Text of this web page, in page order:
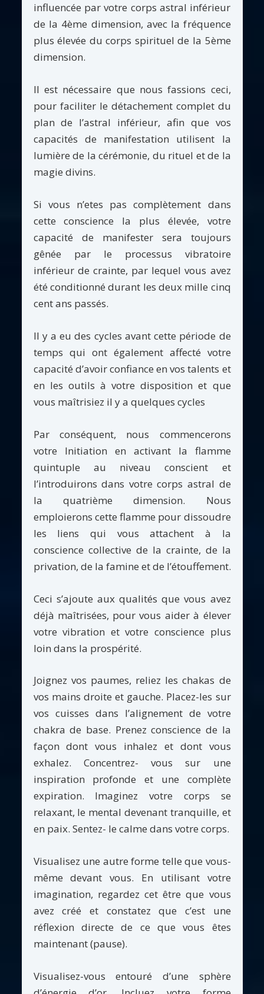
influencée par votre corps astral inférieur
de la 4ème dimension, avec la fréquence
plus élevée du corps spirituel de la 5ème
dimension.
Il est nécessaire que nous fassions ceci,
pour faciliter le détachement complet du
plan de l’astral inférieur, afin que vos
capacités de manifestation utilisent la
lumière de la cérémonie, du rituel et de la
magie divins.
Si vous n’etes pas complètement dans
cette conscience la plus élevée, votre
capacité de manifester sera toujours
gênée par le processus vibratoire
inférieur de crainte, par lequel vous avez
été conditionné durant les deux mille cinq
cent ans passés.
Il y a eu des cycles avant cette période de
temps qui ont également affecté votre
capacité d’avoir confiance en vos talents et
en les outils à votre disposition et que
vous maîtrisiez il y a quelques cycles
Par conséquent, nous commencerons
votre Initiation en activant la flamme
quintuple au niveau conscient et
l’introduirons dans votre corps astral de
la quatrième dimension. Nous
emploierons cette flamme pour dissoudre
les liens qui vous attachent à la
conscience collective de la crainte, de la
privation, de la famine et de l’étouffement.
Ceci s’ajoute aux qualités que vous avez
déjà maîtrisées, pour vous aider à élever
votre vibration et votre conscience plus
loin dans la prospérité.
Joignez vos paumes, reliez les chakas de
vos mains droite et gauche. Placez-les sur
vos cuisses dans l’alignement de votre
chakra de base. Prenez conscience de la
façon dont vous inhalez et dont vous
exhalez. Concentrez- vous sur une
inspiration profonde et une complète
expiration. Imaginez votre corps se
relaxant, le mental devenant tranquille, et
en paix. Sentez- le calme dans votre corps.
Visualisez une autre forme telle que vous-
même devant vous. En utilisant votre
imagination, regardez cet être que vous
avez créé et constatez que c’est une
réflexion directe de ce que vous êtes
maintenant (pause).
Visualisez-vous entouré d’une sphère